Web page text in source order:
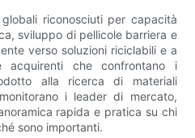
riconosciuti per capacità
sviluppo di pellicole barriera e
verso soluzioni riciclabili e a
acquirenti che confrontano i
alla ricerca di materiali
i leader di mercato,
rapida e pratica su chi
sono importanti.